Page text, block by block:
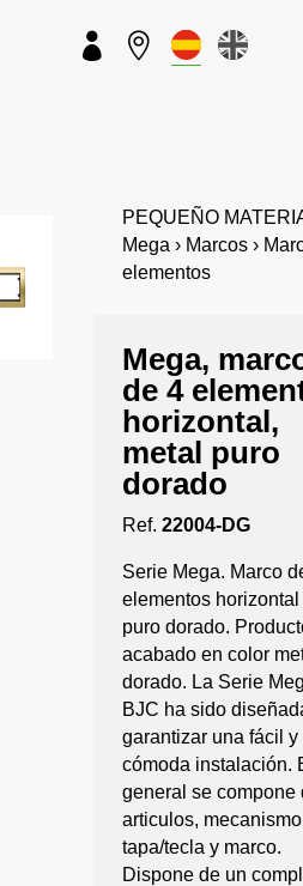
 
PEQUEÑO
Mega › Marcos ›
elementos
Mega,
de 4
horizontal,
metal puro
dorado
Ref. 22004-DG
Serie Mega. Marco
elementos horizontal
puro dorado.
acabado en color
dorado. La Serie
BJC ha sido
garantizar una fácil y
cómoda instalación.
general se compone
articulos,
tapa/tecla y marco.
Dispone de un